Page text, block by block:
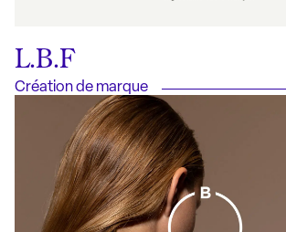
L.B.F
Création de marque